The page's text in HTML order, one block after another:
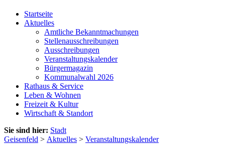
Startseite
Aktuelles
Amtliche Bekanntmachungen
Stellenausschreibungen
Ausschreibungen
Veranstaltungskalender
Bürgermagazin
Kommunalwahl 2026
Rathaus & Service
Leben & Wohnen
Freizeit & Kultur
Wirtschaft & Standort
Sie sind hier: Stadt
Geisenfeld > Aktuelles > Veranstaltungskalender